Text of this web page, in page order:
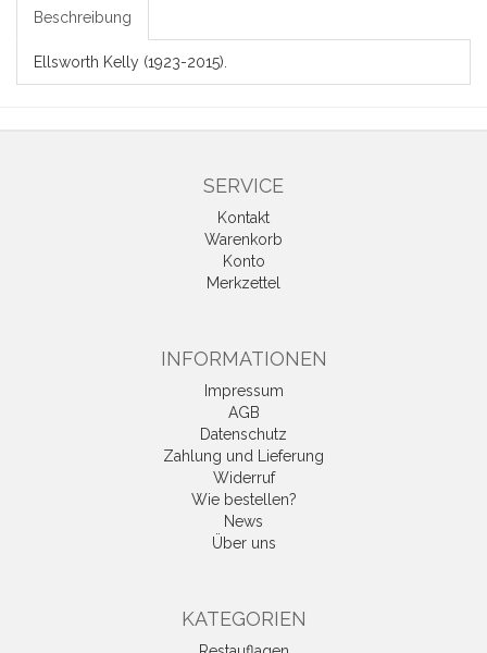
Beschreibung
Ellsworth Kelly (1923-2015).
SERVICE
Kontakt
Warenkorb
Konto
Merkzettel
INFORMATIONEN
Impressum
AGB
Datenschutz
Zahlung und Lieferung
Widerruf
Wie bestellen?
News
Über uns
KATEGORIEN